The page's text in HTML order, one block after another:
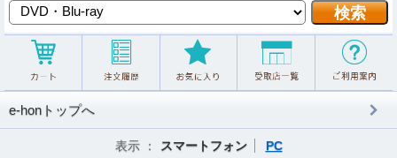
e-honトップへ
表示 ： スマートフォン PC